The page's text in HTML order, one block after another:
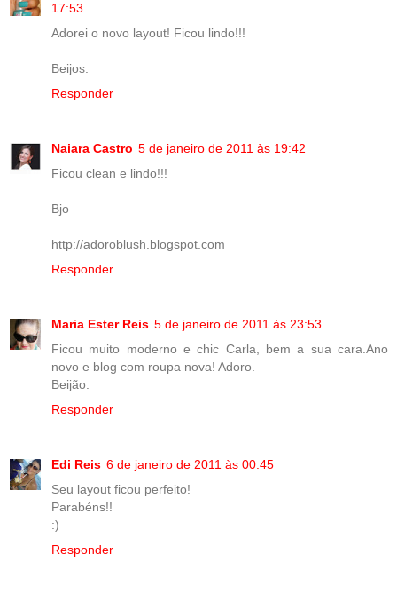
17:53
Adorei o novo layout! Ficou lindo!!!
Beijos.
Responder
Naiara Castro 5 de janeiro de 2011 às 19:42
Ficou clean e lindo!!!
Bjo
http://adoroblush.blogspot.com
Responder
Maria Ester Reis 5 de janeiro de 2011 às 23:53
Ficou muito moderno e chic Carla, bem a sua cara.Ano
novo e blog com roupa nova! Adoro.
Beijão.
Responder
Edi Reis 6 de janeiro de 2011 às 00:45
Seu layout ficou perfeito!
Parabéns!!
:)
Responder